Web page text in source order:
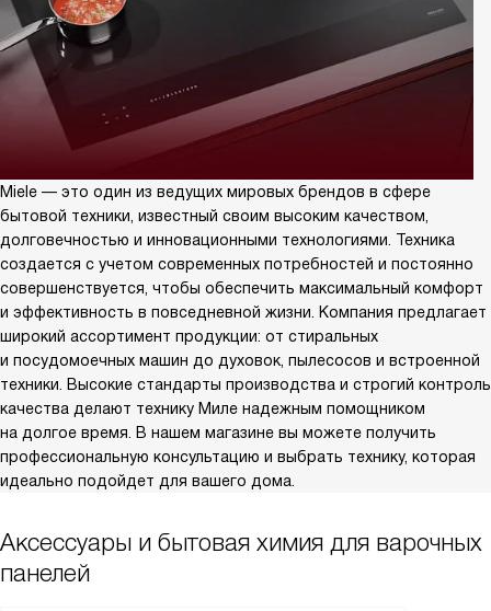
Miele — это один из ведущих мировых брендов в сфере
бытовой техники, известный своим высоким качеством,
долговечностью и инновационными технологиями. Техника
создается с учетом современных потребностей и постоянно
совершенствуется, чтобы обеспечить максимальный комфорт
и эффективность в повседневной жизни. Компания предлагает
широкий ассортимент продукции: от стиральных
и посудомоечных машин до духовок, пылесосов и встроенной
техники. Высокие стандарты производства и строгий контроль
качества делают технику Миле надежным помощником
на долгое время. В нашем магазине вы можете получить
профессиональную консультацию и выбрать технику, которая
идеально подойдет для вашего дома.
Аксессуары и бытовая химия для варочных
панелей